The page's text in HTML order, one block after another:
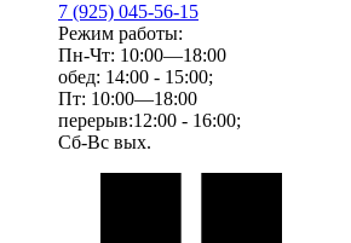
7 (925) 045-56-15
Режим работы:
Пн-Чт: 10:00—18:00
обед: 14:00 - 15:00;
Пт: 10:00—18:00
перерыв:12:00 - 16:00;
Сб-Вс вых.